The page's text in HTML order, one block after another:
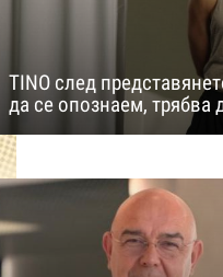
TINO след
да се опознаем, трябва